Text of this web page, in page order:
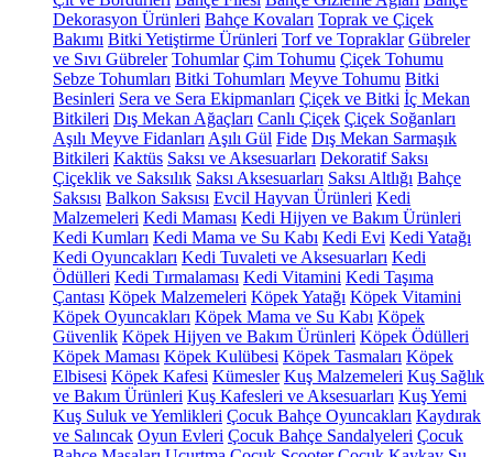
Dekorasyon Ürünleri Bahçe Kovaları Toprak ve Çiçek
Bakımı Bitki Yetiştirme Ürünleri Torf ve Topraklar Gübreler
ve Sıvı Gübreler Tohumlar Çim Tohumu Çiçek Tohumu
Sebze Tohumları Bitki Tohumları Meyve Tohumu Bitki
Besinleri Sera ve Sera Ekipmanları Çiçek ve Bitki İç Mekan
Bitkileri Dış Mekan Ağaçları Canlı Çiçek Çiçek Soğanları
Aşılı Meyve Fidanları Aşılı Gül Fide Dış Mekan Sarmaşık
Bitkileri Kaktüs Saksı ve Aksesuarları Dekoratif Saksı
Çiçeklik ve Saksılık Saksı Aksesuarları Saksı Altlığı Bahçe
Saksısı Balkon Saksısı Evcil Hayvan Ürünleri Kedi
Malzemeleri Kedi Maması Kedi Hijyen ve Bakım Ürünleri
Kedi Kumları Kedi Mama ve Su Kabı Kedi Evi Kedi Yatağı
Kedi Oyuncakları Kedi Tuvaleti ve Aksesuarları Kedi
Ödülleri Kedi Tırmalaması Kedi Vitamini Kedi Taşıma
Çantası Köpek Malzemeleri Köpek Yatağı Köpek Vitamini
Köpek Oyuncakları Köpek Mama ve Su Kabı Köpek
Güvenlik Köpek Hijyen ve Bakım Ürünleri Köpek Ödülleri
Köpek Maması Köpek Kulübesi Köpek Tasmaları Köpek
Elbisesi Köpek Kafesi Kümesler Kuş Malzemeleri Kuş Sağlık
ve Bakım Ürünleri Kuş Kafesleri ve Aksesuarları Kuş Yemi
Kuş Suluk ve Yemlikleri Çocuk Bahçe Oyuncakları Kaydırak
ve Salıncak Oyun Evleri Çocuk Bahçe Sandalyeleri Çocuk